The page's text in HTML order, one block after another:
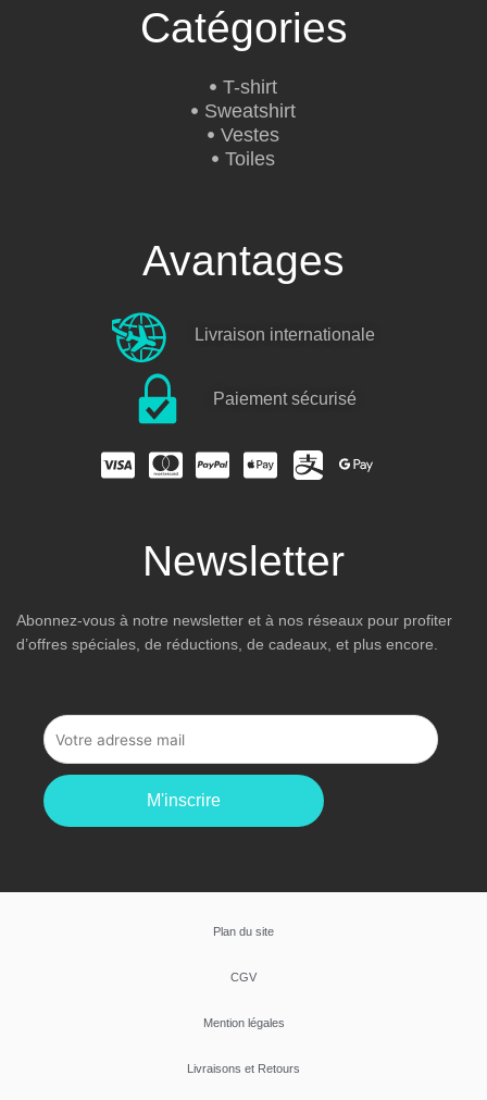
Catégories
T-shirt
Sweatshirt
Vestes
Toiles
Avantages
Livraison internationale
Paiement sécurisé
Newsletter
Abonnez-vous à notre newsletter et à nos réseaux pour profiter
d’offres spéciales, de réductions, de cadeaux, et plus encore.
M'inscrire
Plan du site
CGV
Mention légales
Livraisons et Retours